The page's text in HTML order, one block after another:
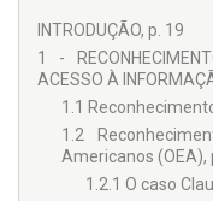
INTRODUÇÃO, p. 19
1 -
ACESSO À
1.1
1.2
Americanos (OEA),
1.2.1 O caso